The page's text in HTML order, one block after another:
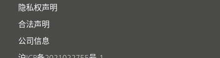
隐私权声明
合法声明
公司信息